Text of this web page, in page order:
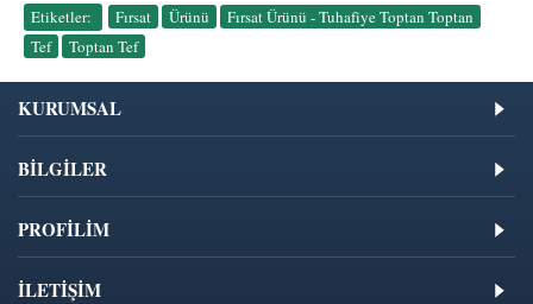
Etiketler: Fırsat Ürünü Fırsat Ürünü - Tuhafiye Toptan Toptan
Tef
Toptan Tef
KURUMSAL
BİLGİLER
PROFİLİM
İLETIŞIM